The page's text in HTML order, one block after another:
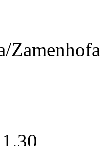
Zamenhofa